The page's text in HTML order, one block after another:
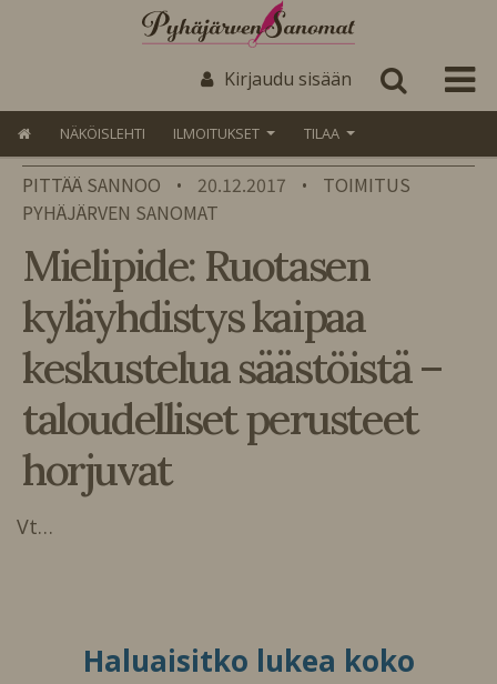
Kirjaudu sisään
NÄKÖISLEHTI ILMOITUKSET TILAA
PITTÄÄ SANNOO • 20.12.2017 •
TOIMITUS
PYHÄJÄRVEN SANOMAT
Mielipide: Ruotasen
kyläyhdistys kaipaa
keskustelua säästöistä –
taloudelliset perusteet
horjuvat
Vt…
Haluaisitko lukea koko